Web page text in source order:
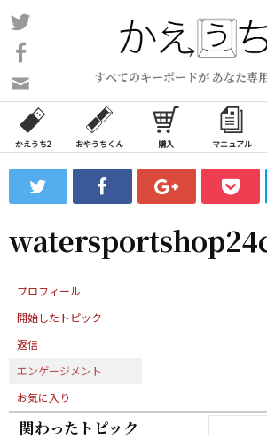
コ
ン
ン
ツ
ス
ッ
すべてのキーボードが あなた専
い
合
わ
フ
ォ
ム
かえうち2 おやうちくん 購入 マニュアル
プロフィール
開始したトピック
返信
エンゲージメント
お気に入り
関わったトピック